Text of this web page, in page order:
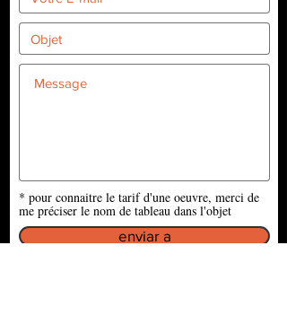
* pour connaitre le tarif d'une oeuvre, merci de
me préciser le nom de tableau dans l'objet
enviar a